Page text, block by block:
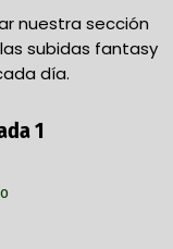
nuestra sección
subidas fantasy
día.
1